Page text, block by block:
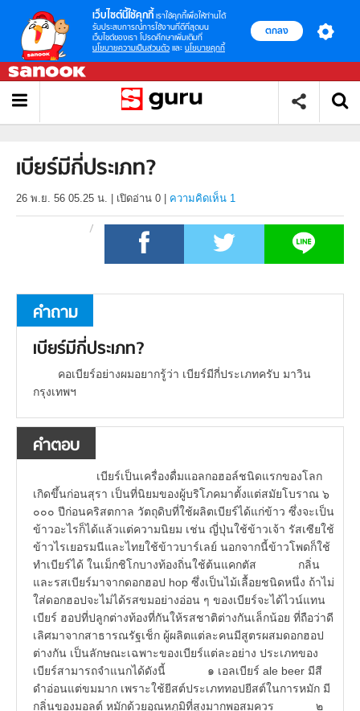
เว็บไซต์นี้ใช้คุกกี้ เราใช้คุกกี้เพื่อให้ท่านได้
รับประสบการณ์การใช้งานที่ดีที่สุดบน
เว็บไซต์ของเรา โปรดศึกษาเพิ่มเติมที่
นโยบายความเป็นส่วนตัว และ นโยบายคุกกี้
ตกลง
เบียร์มีกี่ประเภท?
26 พ.ย. 56 05.25 น. เปิดอ่าน 0 ความคิดเห็น 1
คำถาม
เบียร์มีกี่ประเภท?
คอเบียร์อย่างผมอยากรู้ว่า เบียร์มีกี่ประเภทครับ มาวิน
กรุงเทพฯ
คำตอบ
เบียร์เป็นเครื่องดื่มแอลกอฮอล์ชนิดแรกของโลก
เกิดขึ้นก่อนสุรา เป็นที่นิยมของผู้บริโภคมาตั้งแต่สมัยโบราณ ๖
๐๐๐ ปีก่อนคริสตกาล วัตถุดิบที่ใช้ผลิตเบียร์ได้แก่ข้าว ซึ่งจะเป็น
ข้าวอะไรก็ได้แล้วแต่ความนิยม เช่น ญี่ปุ่นใช้ข้าวเจ้า รัสเซียใช้
ข้าวไรเยอรมนีและไทยใช้ข้าวบาร์เลย์ นอกจากนี้ข้าวโพดก็ใช้
ทำเบียร์ได้ ในเม็กชิโกบางท้องถิ่นใช้ต้นแคกตัส กลิ่น
และรสเบียร์มาจากดอกฮอป hop ซึ่งเป็นไม้เลื้อยชนิดหนึ่ง ถ้าไม่
ใส่ดอกฮอปจะไม่ได้รสขมอย่างอ่อน ๆ ของเบียร์จะได้ไวน์แทน
เบียร์ ฮอปที่ปลูกต่างท้องที่กันให้รสชาติต่างกันเล็กน้อย ที่ถือว่าดี
เลิศมาจากสาธารณรัฐเช็ก ผู้ผลิตแต่ละคนมีสูตรผสมดอกฮอป
ต่างกัน เป็นลักษณะเฉพาะของเบียร์แต่ละอย่าง ประเภทของ
เบียร์สามารถจำแนกได้ดังนี้ ๑ เอลเบียร์ ale beer มีสี
ดำอ่อนแต่ขมมาก เพราะใช้ยีสต์ประเภททอปยีสต์ในการหมัก มี
กลิ่นของมอลต์ หมักด้วยอุณหภูมิที่สูงมากพอสมควร ๒